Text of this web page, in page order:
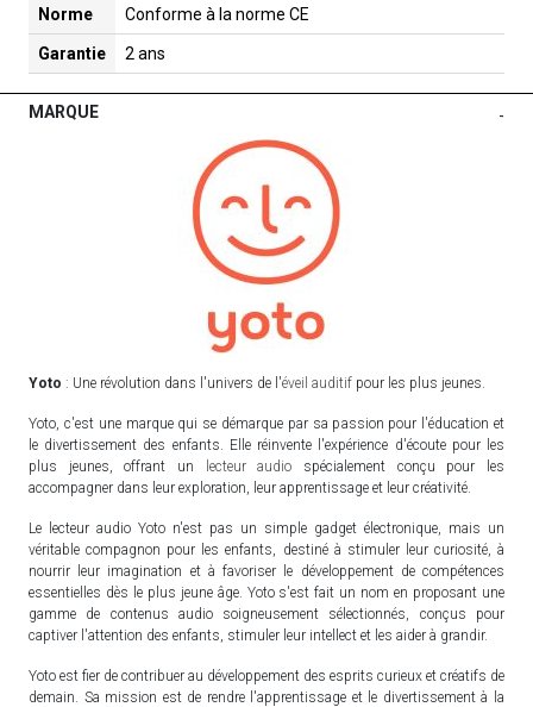
Norme Conforme à la norme CE
Garantie 2 ans
MARQUE -
Yoto : Une révolution dans l'univers de l'éveil auditif pour les plus jeunes.
Yoto, c'est une marque qui se démarque par sa passion pour l'éducation et
le divertissement des enfants. Elle réinvente l'expérience d'écoute pour les
plus jeunes, offrant un
lecteur audio spécialement conçu pour les
accompagner dans leur exploration, leur apprentissage et leur créativité.
Le lecteur audio Yoto n'est pas un simple gadget électronique, mais un
véritable compagnon pour les enfants, destiné à stimuler leur curiosité, à
nourrir leur imagination et à favoriser le développement de compétences
essentielles dès le plus jeune âge. Yoto s'est fait un nom en proposant une
gamme de contenus audio soigneusement sélectionnés, conçus pour
captiver l'attention des enfants, stimuler leur intellect et les aider à grandir.
Yoto est fier de contribuer au développement des esprits curieux et créatifs de
demain. Sa mission est de rendre l'apprentissage et le divertissement à la